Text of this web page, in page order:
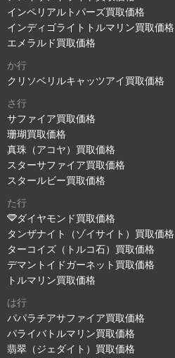
インペリアルトパーズ買取価格
インディゴライトトルマリン買取価格
エメラルド買取価格
か行
クリソベリルキャッツアイ買取価格
さ行
サファイア買取価格
珊瑚買取価格
真珠（アコヤ）買取価格
スターサファイア買取価格
スタールビー買取価格
た行
ダイヤモンド買取価格
タンザナイト（ゾイサイト）買取価格
ターコイズ（トルコ石）買取価格
デマントイドガーネット買取価格
トルマリン買取価格
は行
パパラチアサファイア買取価格
パライバトルマリン買取価格
翡翠（ジェダイト）買取価格